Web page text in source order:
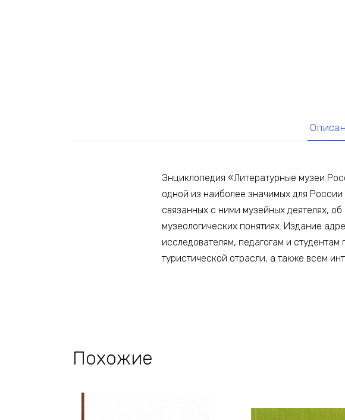
Энциклопедия «Литературные музеи
одной из наиболее значимых для
связанных с ними музейных деятелях,
музеологических понятиях. Издание
исследователям, педагогам и
туристической отрасли, а также всем
Похожие